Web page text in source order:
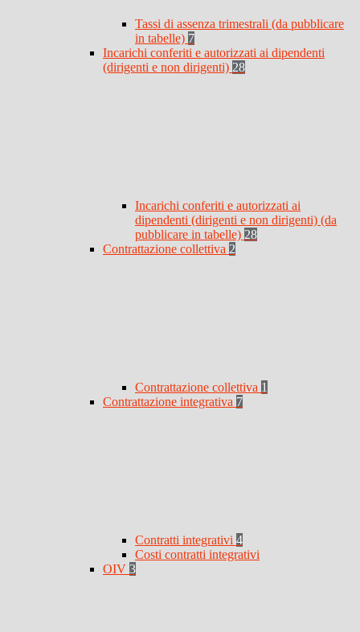
Tassi di assenza trimestrali (da pubblicare
in tabelle) 7
Incarichi conferiti e autorizzati ai dipendenti
(dirigenti e non dirigenti) 28
Incarichi conferiti e autorizzati ai
dipendenti (dirigenti e non dirigenti) (da
pubblicare in tabelle) 28
Contrattazione collettiva 2
Contrattazione collettiva 1
Contrattazione integrativa 7
Contratti integrativi 4
Costi contratti integrativi
OIV 3